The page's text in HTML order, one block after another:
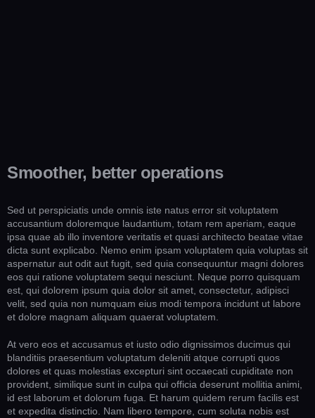
Smoother, better operations
Sed ut perspiciatis unde omnis iste natus error sit voluptatem
accusantium doloremque laudantium, totam rem aperiam, eaque
ipsa quae ab illo inventore veritatis et quasi architecto beatae vitae
dicta sunt explicabo. Nemo enim ipsam voluptatem quia voluptas sit
aspernatur aut odit aut fugit, sed quia consequuntur magni dolores
eos qui ratione voluptatem sequi nesciunt. Neque porro quisquam
est, qui dolorem ipsum quia dolor sit amet, consectetur, adipisci
velit, sed quia non numquam eius modi tempora incidunt ut labore
et dolore magnam aliquam quaerat voluptatem.
At vero eos et accusamus et iusto odio dignissimos ducimus qui
blanditiis praesentium voluptatum deleniti atque corrupti quos
dolores et quas molestias excepturi sint occaecati cupiditate non
provident, similique sunt in culpa qui officia deserunt mollitia animi,
id est laborum et dolorum fuga. Et harum quidem rerum facilis est
et expedita distinctio. Nam libero tempore, cum soluta nobis est